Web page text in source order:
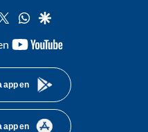
twitterwhatsapp
google
youtube-
app en
app en